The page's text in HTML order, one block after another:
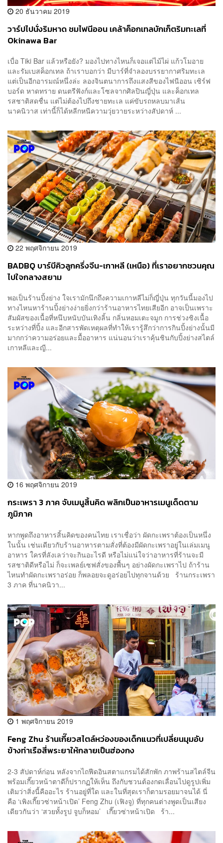
20 ธันวาคม 2019
วาร์ปไปนั่งริมหาด ชมไฟนีออน เคล้าค็อกเทลบักเก็ตริมทะเลที่
Okinawa Bar
เบื่อ Tiki Bar แล้วหรือยัง? มองไปทางไหนก็เจอแต่ไม้ไผ่ แก้วโมอาย
และรัมเบสค็อกเทล ถ้าเราบอกว่า มีบาร์ที่จำลองบรรยากาศริมทะเล
แต่เป็นอีกอารมณ์หนึ่งล่ะ ลองจินตนาการถึงแสงสีของไฟนีออน เซิร์ฟ
บอร์ด หาดทราย ดนตรีฟังก์และโซลจากศิลปินญี่ปุ่น และค็อกเทล
รสชาติสดชื่น แต่ไม่ต้องไปถึงชายทะเล แค่ขับรถหลบมาเส้น
นาคนิวาส เท่านี้ก็ได้หลีกหนีความวุ่ยวายระหว่างสัปดาห์ ...
22 พฤศจิกายน 2019
BADBQ บาร์บีคิวลูกครึ่งจีน-เกาหลี (เหนือ) ที่เราอยากชวนคุณ
ไปใจกลางสยาม
พอเป็นร้านปิ้งย่าง ใจเรามักนึกถึงความเกาหลีไม่ก็ญี่ปุ่น ทุกวันนี้มองไป
ทางไหนหาร้านปิ้งย่างง่ายยิ่งกว่าร้านอาหารไทยเสียอีก อาจเป็นเพราะ
สัมผัสของเนื้อที่หนึบหนับบันเทิงลิ้น กลิ่นหอมเตะจมูก การช่วงชิงเนื้อ
ระหว่างที่ปิ้ง และอีกสารพัดเหตุผลที่ทำให้เรารู้สึกว่าการกินปิ้งย่างนั้นมี
มากกว่าความอร่อยและมื้ออาหาร แน่นอนว่าเราคุ้นชินกับปิ้งย่างสไตล์
เกาหลีและญี...
16 พฤศจิกายน 2019
กระเพรา 3 ภาค จับเมนูสิ้นคิด พลิกเป็นอาหารเมนูเด็ดตาม
ภูมิภาค
หากพูดถึงอาหารสิ้นคิดของคนไทย เราเชื่อว่า ผัดกะเพราต้องเป็นหนึ่ง
ในนั้น เช่นเดียวกับร้านอาหารตามสั่งที่ต้องมีผัดกะเพราอยู่ในเล่มเมนู
อาหาร ใครที่ลังเลว่าจะกินอะไรดี หรือไม่แน่ใจว่าอาหารที่ร้านจะมี
รสชาติดีหรือไม่ ก็จะเพลย์เซฟสั่งของพื้นๆ อย่างผัดกะเพราไป ถ้าร้าน
ไหนทำผัดกะเพราอร่อย ก็พลอยจะดูอร่อยไปทุกจานด้วย ร้านกระเพรา
3 ภาค ที่นาคนิวา...
1 พฤศจิกายน 2019
Feng Zhu ร้านเกี๊ยวสไตล์หว่องของเด็กแนวที่เปลี่ยนมุมอับ
ข้างท่าเรือสี่พระยาให้กลายเป็นฮ่องกง
2-3 สัปดาห์ก่อน หลังจากไถฟีดอินสตาแกรมได้สักพัก ภาพร้านสไตล์จีน
พร้อมเกี๊ยวหน้าตาดีก็ปรากฏให้เห็น ถึงกับชวนต้องกดเลื่อนไปดูรูปเพิ่ม
เติมว่าสิ่งนี้คืออะไร ร้านอยู่ที่ใด และในที่สุดเราก็ตามรอยมาจนได้ นี่
คือ ‘เพิงเกี๊ยวซ่าหน้าเปิด’ Feng Zhu (เฟิงจู) ที่ทุกคนต่างพูดเป็นเสียง
เดียวกันว่า ‘สวยทั้งรูป จูบก็หอม’ เกี๊ยวซ่าหน้าเปิด ร้า...